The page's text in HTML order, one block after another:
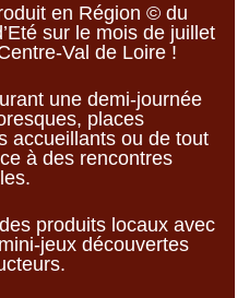
en Région © du
sur le mois de juillet
Val de Loire !
une demi-journée
places
accueillants ou de tout
à des rencontres
produits locaux avec
jeux découvertes